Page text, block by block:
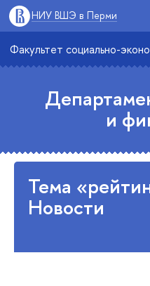
НИУ ВШЭ в Перми
Факультет социально-
и
Тема
Новости